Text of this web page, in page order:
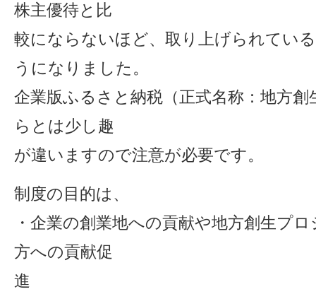
株主優待と比
較にならないほど、取り上げられてい
うになりました。
企業版ふるさと納税（正式名称：地方
らとは少し趣
が違いますので注意が必要です。
制度の目的は、
・企業の創業地への貢献や地方創生プ
方への貢献促
進